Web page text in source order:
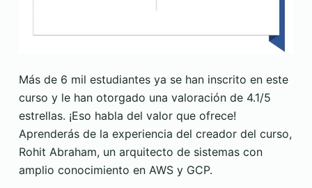
Más de 6 mil estudiantes ya se han inscrito en este
curso y le han otorgado una valoración de 4.1/5
estrellas. ¡Eso habla del valor que ofrece!
Aprenderás de la experiencia del creador del curso,
Rohit Abraham, un arquitecto de sistemas con
amplio conocimiento en AWS y GCP.